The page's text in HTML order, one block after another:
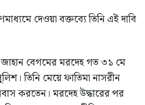
দেওয়া বক্তব্যে তিনি এই দাবি
বেগমের মরদেহ গত ৩১ মে
তিনি মেয়ে ফাতিমা নাসরীন
করতেন। মরদেহ উদ্ধারের পর